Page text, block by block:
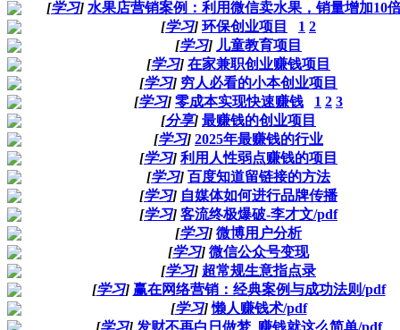
[学习] 水果店营销案例：利用微信卖水果，销量增加10
[学习] 环保创业项目 1 2
[学习] 儿童教育项目
[学习] 在家兼职创业赚钱项目
[学习] 穷人必看的小本创业项目
[学习] 零成本实现快速赚钱 1 2 3
[分享] 最赚钱的创业项目
[学习] 2025年最赚钱的行业
[学习] 利用人性弱点赚钱的项目
[学习] 百度知道留链接的方法
[学习] 自媒体如何进行品牌传播
[学习] 客流终极爆破-李才文/pdf
[学习] 微博用户分析
[学习] 微信公众号变现
[学习] 超常规生意指点录
[学习] 赢在网络营销：经典案例与成功法则/pdf
[学习] 懒人赚钱术/pdf
[学习] 发财不再白日做梦_赚钱就这么简单/pdf